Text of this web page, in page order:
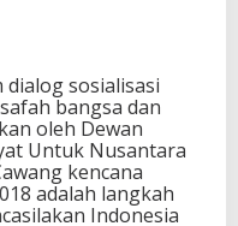
dialog sosialisasi
bangsa dan
oleh Dewan
Untuk Nusantara
kencana
adalah langkah
Indonesia